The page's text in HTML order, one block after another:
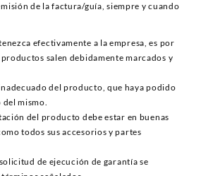
de la factura/guía, siempre y cuando
efectivamente a la empresa, es por
salen debidamente marcados y
del producto, que haya podido
mismo.
del producto debe estar en buenas
todos sus accesorios y partes
de ejecución de garantía se